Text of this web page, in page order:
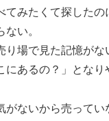
てみたくて探したの
い。
場で見た記憶がな
にあるの？」となり
がないから売ってい